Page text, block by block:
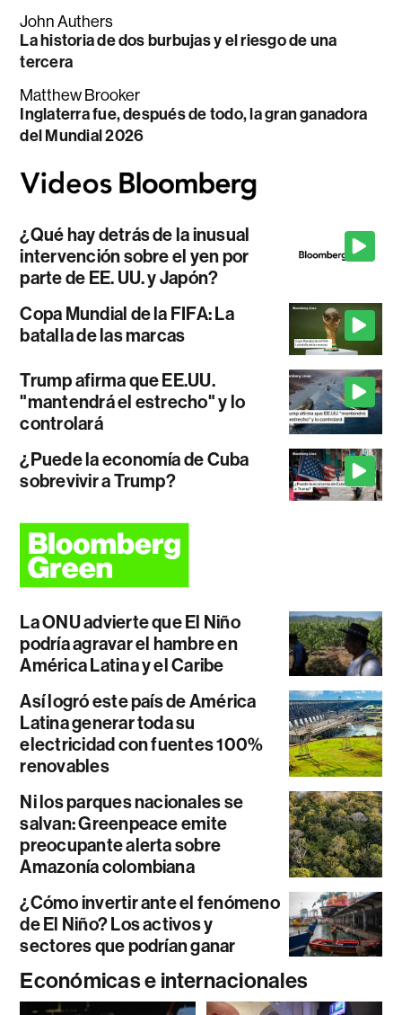
John Authers
La historia de dos burbujas y el riesgo de una
tercera
Matthew Brooker
Inglaterra fue, después de todo, la gran ganadora
del Mundial 2026
¿Qué hay detrás de la inusual
intervención sobre el yen por
parte de EE. UU. y Japón?
Copa Mundial de la FIFA: La
batalla de las marcas
Trump afirma que EE.UU.
"mantendrá el estrecho" y lo
controlará
¿Puede la economía de Cuba
sobrevivir a Trump?
La ONU advierte que El Niño
podría agravar el hambre en
América Latina y el Caribe
Así logró este país de América
Latina generar toda su
electricidad con fuentes 100%
renovables
Ni los parques nacionales se
salvan: Greenpeace emite
preocupante alerta sobre
Amazonía colombiana
¿Cómo invertir ante el fenómeno
de El Niño? Los activos y
sectores que podrían ganar
Económicas e internacionales